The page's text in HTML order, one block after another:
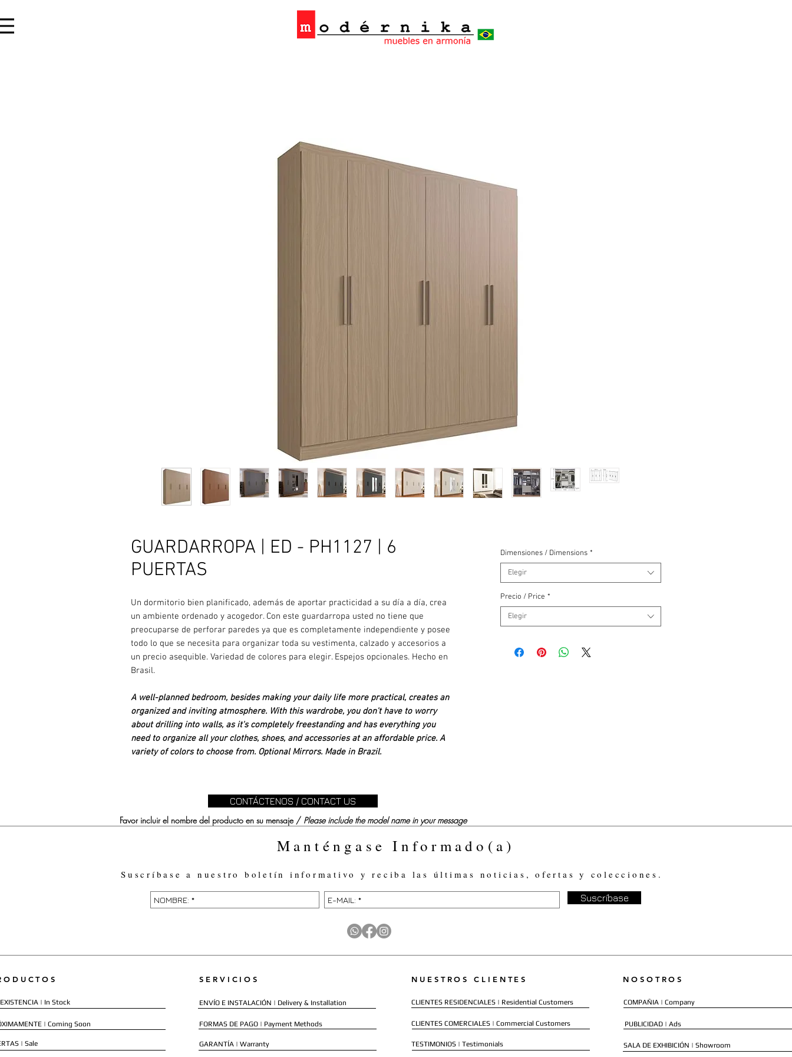
GUARDARROPA | ED - PH1127 | 6
PUERTAS
Un dormitorio bien planificado, además de aportar practicidad a su día a día, crea
un ambiente ordenado y acogedor. Con este guardarropa usted no tiene que
preocuparse de perforar paredes ya que es completamente independiente y posee
todo lo que se necesita para organizar toda su vestimenta, calzado y accesorios a
un precio asequible. Variedad de colores para elegir. Espejos opcionales. Hecho en
Brasil.
A well-planned bedroom, besides making your daily life more practical, creates an
organized and inviting atmosphere. With this wardrobe, you don't have to worry
about drilling into walls, as it's completely freestanding and has everything you
need to organize all your clothes, shoes, and accessories at an affordable price. A
variety of colors to choose from. Optional Mirrors. Made in Brazil.
Dimensiones / Dimensions *
Elegir
Precio / Price *
Elegir
CONTÁCTENOS / CONTACT US
Favor incluir el nombre del producto en su mensaje / Please include the model name in your message
Manténgase Informado(a)
Suscríbase a nuestro boletín informativo y reciba las últimas noticias, ofertas y colecciones.
Suscríbase
| In Stock
| Coming Soon
| Sale
SERVICIOS
ENVÍO E INSTALACIÓN | Delivery & Installation
FORMAS DE PAGO | Payment Methods
GARANTÍA | Warranty
NUESTROS CLIENTES
CLIENTES RESIDENCIALES | Residential Customers
CLIENTES COMERCIALES | Commercial Customers
TESTIMONIOS | Testimonials
NOSOTROS
COMPAÑIA | Company
PUBLICIDAD | Ads
SALA DE EXHIBICIÓN | Showroom